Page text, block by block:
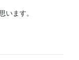
ます。